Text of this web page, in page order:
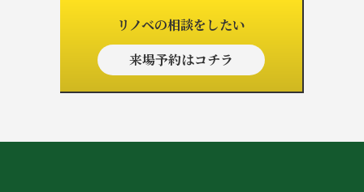
リノベの相談をしたい
来場予約はコチラ